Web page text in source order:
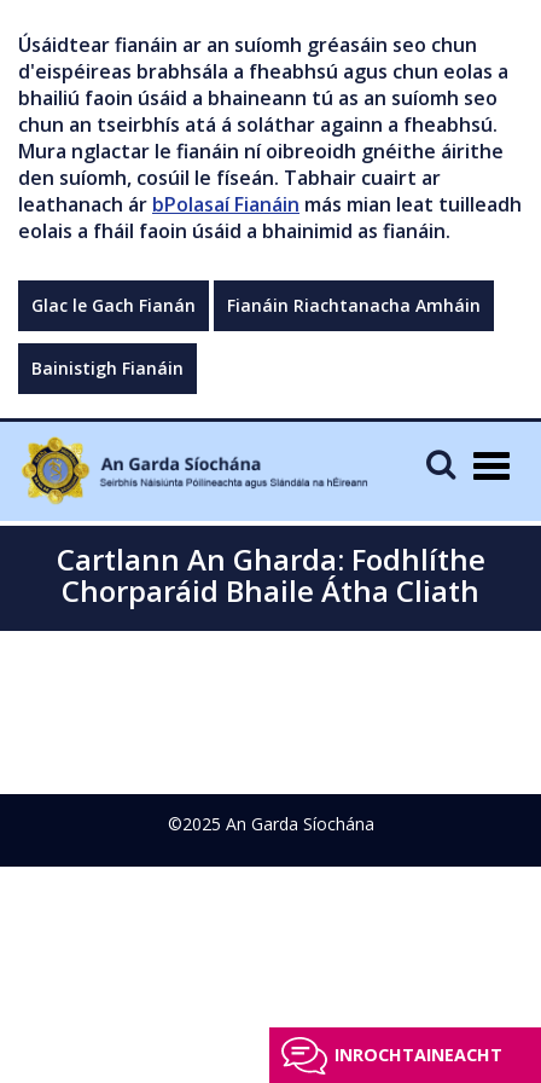
Úsáidtear fianáin ar an suíomh gréasáin seo chun
d'eispéireas brabhsála a fheabhsú agus chun eolas a
bhailiú faoin úsáid a bhaineann tú as an suíomh seo
chun an tseirbhís atá á soláthar againn a fheabhsú.
Mura nglactar le fianáin ní oibreoidh gnéithe áirithe
den suíomh, cosúil le físeán. Tabhair cuairt ar
leathanach ár bPolasaí Fianáin más mian leat tuilleadh
eolais a fháil faoin úsáid a bhainimid as fianáin.
Glac le Gach Fianán Fianáin Riachtanacha Amháin
Bainistigh Fianáin
Cartlann An Gharda: Fodhlíthe
Chorparáid Bhaile Átha Cliath
©2025 An Garda Síochána
INROCHTAINEACHT